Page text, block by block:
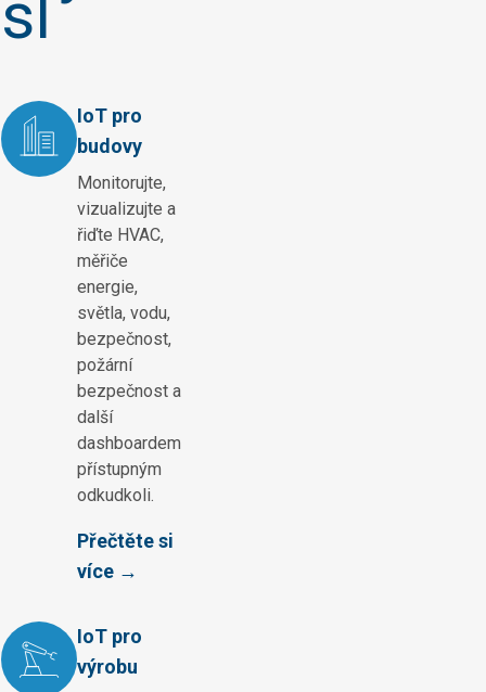
sl
IoT pro
budovy
Monitorujte,
vizualizujte a
řiďte HVAC,
měřiče
energie,
světla, vodu,
bezpečnost,
požární
bezpečnost a
další
dashboardem
přístupným
odkudkoli.
Přečtěte si
více →
IoT pro
výrobu